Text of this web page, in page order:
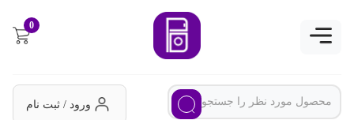
0
ورود / ثبت نام